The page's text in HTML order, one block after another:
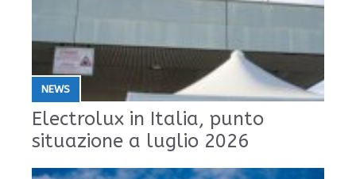
NEWS
Electrolux in Italia, punto
situazione a luglio 2026